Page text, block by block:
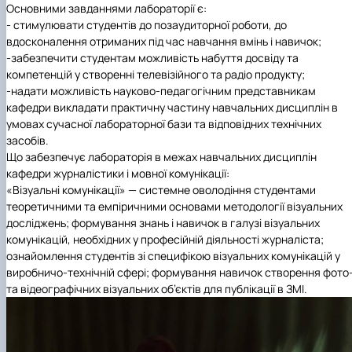
Основними завданнями лабораторії є:
- стимулювати студентів до позаудиторної роботи, до
вдосконалення отриманих під час навчання вмінь і навичок;
-забезпечити студентам можливість набуття досвіду та
компетенцій у створенні телевізійного та радіо продукту;
-надати можливість науково-педагогічним представникам
кафедри викладати практичну частину навчальних дисциплін в
умовах сучасної лабораторної бази та відповідних технічних
засобів.
Що забезпечує лабораторія в межах навчальних дисциплін
кафедри журналістики і мовної комунікації:
«Візуальні комунікації» — системне оволодіння студентами
теоретичними та емпіричними основами методології візуальних
досліджень; формування знань і навичок в галузі візуальних
комунікацій, необхідних у професійній діяльності журналіста;
ознайомлення студентів зі специфікою візуальних комунікацій у
виробничо-технічній сфері; формування навичок створення
та відеографічних візуальних об’єктів для публікації в ЗМІ.